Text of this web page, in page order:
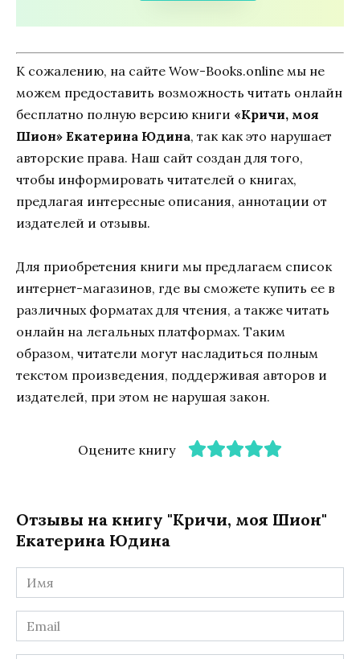
К сожалению, на сайте Wow-Books.online мы не
можем предоставить возможность читать онлайн
бесплатно полную версию книги «Кричи, моя
Шион» Екатерина Юдина, так как это нарушает
авторские права. Наш сайт создан для того,
чтобы информировать читателей о книгах,
предлагая интересные описания, аннотации от
издателей и отзывы.
Для приобретения книги мы предлагаем список
интернет-магазинов, где вы сможете купить ее в
различных форматах для чтения, а также читать
онлайн на легальных платформах. Таким
образом, читатели могут насладиться полным
текстом произведения, поддерживая авторов и
издателей, при этом не нарушая закон.
Оцените книгу
Отзывы на книгу "Кричи, моя Шион"
Екатерина Юдина
Имя
*
Email
*